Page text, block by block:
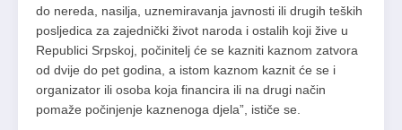
do nereda, nasilja, uznemiravanja javnosti ili drugih teških
posljedica za zajednički život naroda i ostalih koji žive u
Republici Srpskoj, počinitelj će se kazniti kaznom zatvora
od dvije do pet godina, a istom kaznom kaznit će se i
organizator ili osoba koja financira ili na drugi način
pomaže počinjenje kaznenoga djela”, ističe se.